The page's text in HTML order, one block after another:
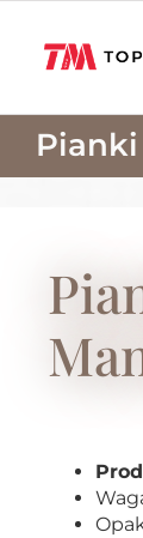
zawartości
Katalogi